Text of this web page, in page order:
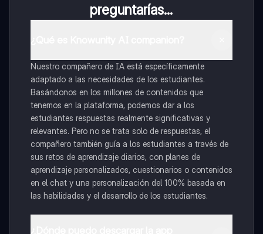
preguntarías...
Nuestro compañero de IA está específicamente
adaptado a las necesidades de los estudiantes.
Basándonos en los millones de contenidos que
tenemos en la plataforma, podemos dar a los
estudiantes respuestas realmente significativas y
relevantes. Pero no se trata solo de respuestas, el
compañero también guía a los estudiantes a través de
sus retos de aprendizaje diarios, con planes de
aprendizaje personalizados, cuestionarios o contenidos
en el chat y una personalización del 100% basada en
las habilidades y el desarrollo de los estudiantes.